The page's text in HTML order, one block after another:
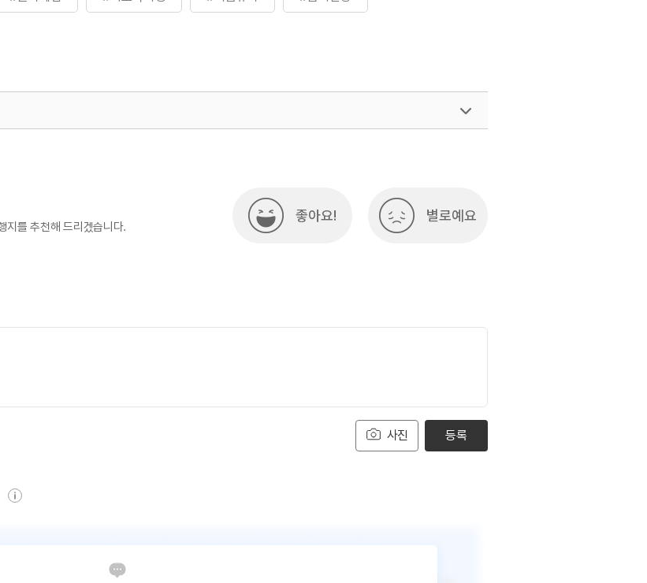
지를 추천해 드리겠습니다.
좋아요! 별로예요
사진 등록